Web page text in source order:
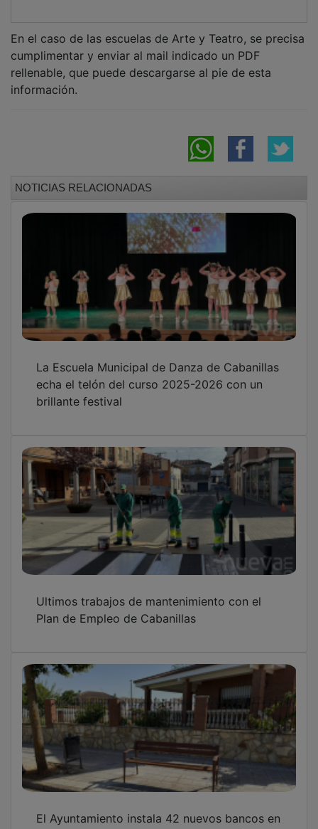
La Escuela Municipal de Danza de Cabanillas
echa el telón del curso 2025-2026 con un
brillante festival
Ultimos trabajos de mantenimiento con el
Plan de Empleo de Cabanillas
El Ayuntamiento instala 42 nuevos bancos en
calles y parques de Cabanillas, además de
tres nuevas mesas de ping pong
El Club de Poesía Tardes en Verso clausura el
curso con un recital en la Biblioteca León Gil